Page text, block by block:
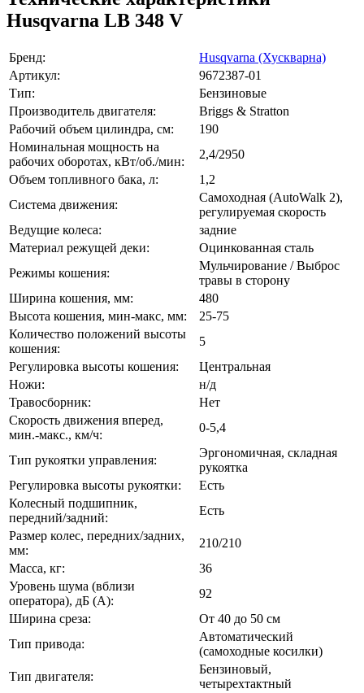
Husqvarna LB 348 V
Бренд:
Husqvarna (Хускварна)
Артикул:
9672387-01
Тип:
Бензиновые
Производитель двигателя:
Briggs & Stratton
Рабочий объем цилиндра, см:
190
Номинальная мощность на
рабочих оборотах, кВт/об./мин:
2,4/2950
Объем топливного бака, л:
1,2
Система движения:
Самоходная (AutoWalk 2),
регулируемая скорость
Ведущие колеса:
задние
Материал режущей деки:
Оцинкованная сталь
Режимы кошения:
Мульчирование / Выброс
травы в сторону
Ширина кошения, мм:
480
Высота кошения, мин-макс, мм:
25-75
Количество положений высоты
кошения:
5
Регулировка высоты кошения:
Центральная
Ножи:
н/д
Травосборник:
Нет
Скорость движения вперед,
мин.-макс., км/ч:
0-5,4
Тип рукоятки управления:
Эргономичная, складная
рукоятка
Регулировка высоты рукоятки:
Есть
Колесный подшипник,
передний/задний:
Есть
Размер колес, передних/задних,
мм:
210/210
Масса, кг:
36
Уровень шума (вблизи
оператора), дБ (А):
92
Ширина среза:
От 40 до 50 см
Тип привода:
Автоматический
(самоходные косилки)
Тип двигателя:
Бензиновый,
четырехтактный